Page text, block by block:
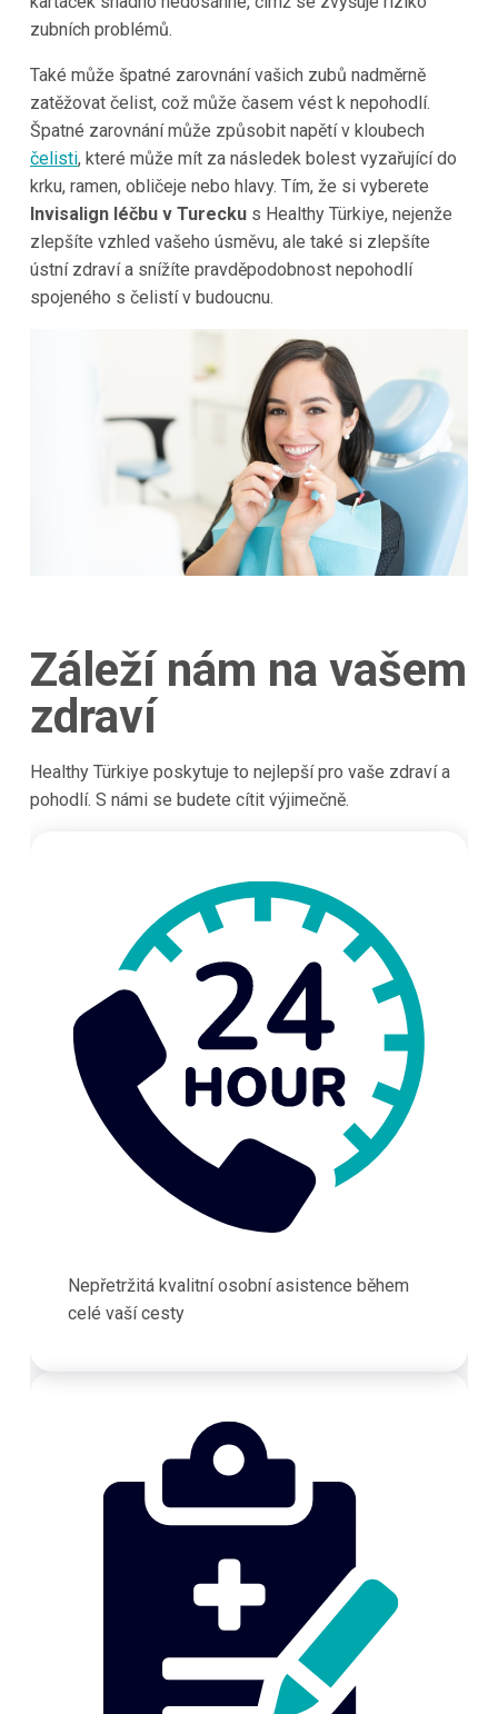
zubních problémů.
Také může špatné zarovnání vašich zubů nadměrně
zatěžovat čelist, což může časem vést k nepohodlí.
Špatné zarovnání může způsobit napětí v kloubech
čelisti, které může mít za následek bolest vyzařující do
krku, ramen, obličeje nebo hlavy. Tím, že si vyberete
Invisalign léčbu v Tureckus Healthy Türkiye, nejenže
zlepšíte vzhled vašeho úsměvu, ale také si zlepšíte
ústní zdraví a snížíte pravděpodobnost nepohodlí
spojeného s čelistí v budoucnu.
Záleží nám na vašem
zdraví
Healthy Türkiye poskytuje to nejlepší pro vaše zdraví a
pohodlí. S námi se budete cítit výjimečně.
Nepřetržitá kvalitní osobní asistence během
celé vaší cesty